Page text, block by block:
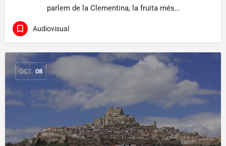
parlem de la Clementina, la fruita més…
Audiovisual
OCT. 08